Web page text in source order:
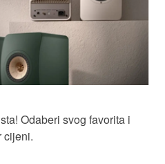
Odaberi svog favorita i
cijeni.